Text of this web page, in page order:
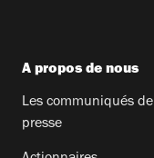
A propos de nous
Les communiqués de
presse